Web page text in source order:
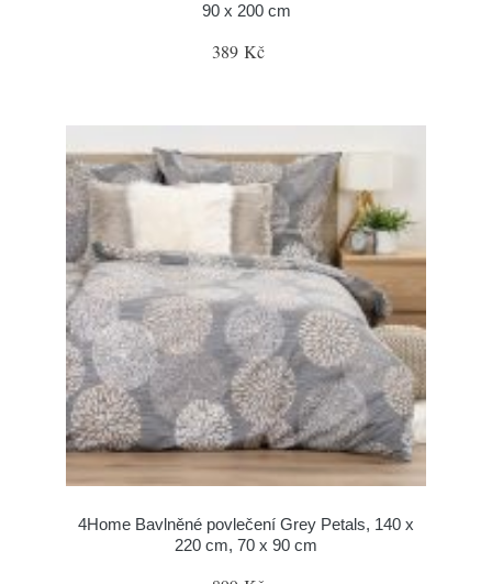
90 x 200 cm
389 Kč
4Home Bavlněné povlečení Grey Petals, 140 x
220 cm, 70 x 90 cm